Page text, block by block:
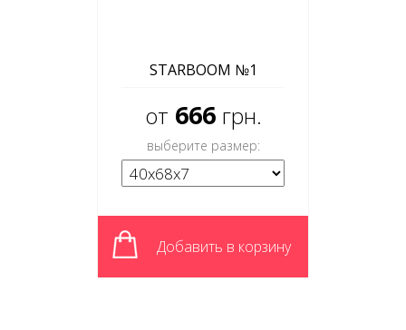
STARBOOM №1
от 666 грн.
выберите размер:
Добавить в корзину